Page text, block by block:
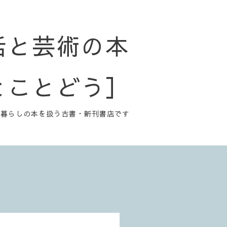
と芸術の本
とどう］
らしの本を扱う古書・新刊書店です